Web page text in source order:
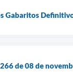
Gabaritos
de 08 de